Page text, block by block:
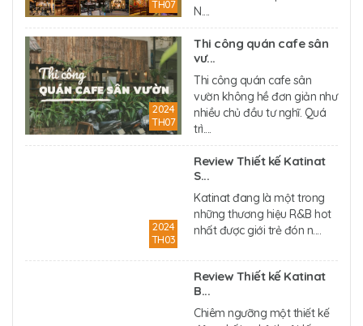
TH07
N....
2024
TH07
Thi công quán cafe sân
vư...
Thi công quán cafe sân
vườn không hề đơn giản như
nhiều chủ đầu tư nghĩ. Quá
trì....
2024
TH03
Review Thiết kế Katinat
S...
Katinat đang là một trong
những thương hiệu R&B hot
nhất được giới trẻ đón n....
Review Thiết kế Katinat
B...
Chiêm ngưỡng một thiết kế